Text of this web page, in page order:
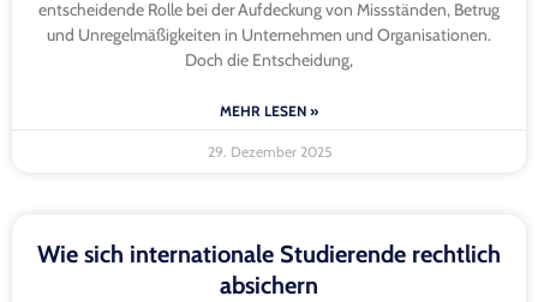
entscheidende Rolle bei der Aufdeckung von Missständen, Betrug
und Unregelmäßigkeiten in Unternehmen und Organisationen.
Doch die Entscheidung,
MEHR LESEN »
29. Dezember 2025
Wie sich internationale Studierende rechtlich
absichern